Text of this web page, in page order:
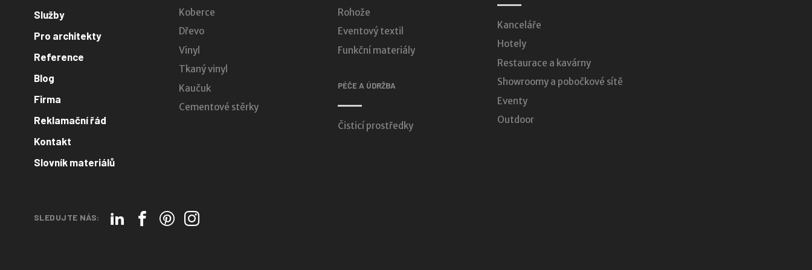
Služby
Pro architekty
Reference
Blog
Firma
Reklamační řád
Kontakt
Slovník materiálů
Koberce
Dřevo
Vinyl
Tkaný vinyl
Kaučuk
Cementové stěrky
Rohože
Eventový textil
Funkční materiály
PÉČE A ÚDRŽBA
Čisticí prostředky
Kanceláře
Hotely
Restaurace a kavárny
Showroomy a pobočkové sítě
Eventy
Outdoor
SLEDUJTE NÁS: